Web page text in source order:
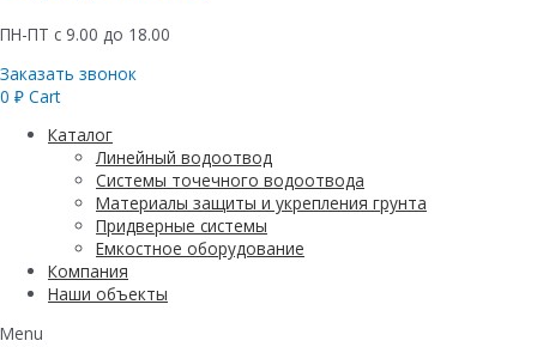
ПН-ПТ с 9.00 до 18.00
Заказать звонок
0 ₽ Cart
Каталог
Линейный водоотвод
Системы точечного водоотвода
Материалы защиты и укрепления грунта
Придверные системы
Емкостное оборудование
Компания
Наши объекты
Menu